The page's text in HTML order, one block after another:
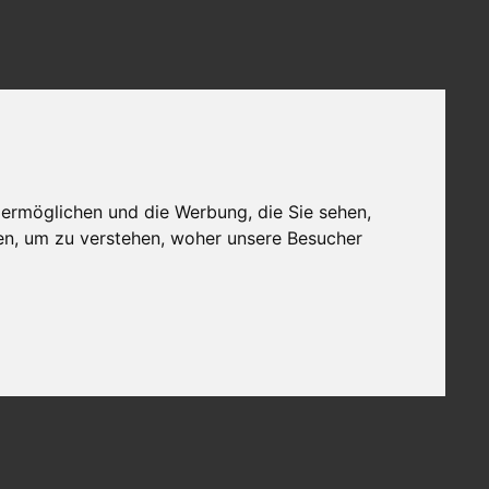
und die Werbung, die Sie sehen,
um zu verstehen, woher unsere Besucher